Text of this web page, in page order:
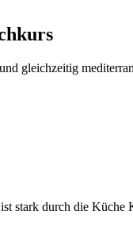
gleichzeitig
stark durch die Küche